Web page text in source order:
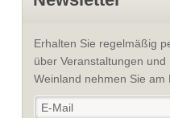
Erhalten Sie regelmäßig
über Veranstaltungen
Weinland nehmen Sie am